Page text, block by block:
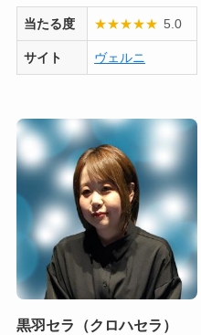
当たる度 ★★★★★ 5.0
サイト ヴェルニ
黒羽セラ（クロハセラ）